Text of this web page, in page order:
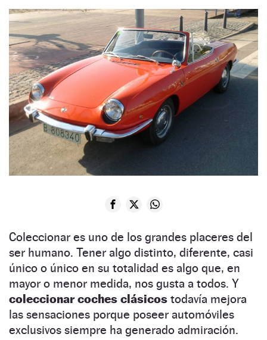
Coleccionar es uno de los grandes placeres del
ser humano. Tener algo distinto, diferente, casi
único o único en su totalidad es algo que, en
mayor o menor medida, nos gusta a todos. Y
coleccionar coches clásicos todavía mejora
las sensaciones porque poseer automóviles
exclusivos siempre ha generado admiración.